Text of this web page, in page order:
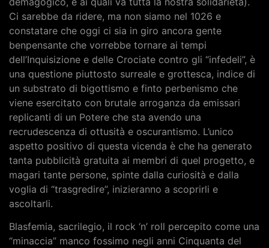
Ci sarebbe da ridere, ma non siamo nel 1026 e
constatare che oggi ci sia in giro ancora gente
benpensante che vorrebbe tornare ai tempi
dell’Inquisizione e delle Crociate contro gli “infedeli”, è
una questione piuttosto surreale e grottesca, indice di
un substrato di bigottismo e finto perbenismo che
viene esercitato con brutale arroganza da emissari
replicanti di un Potere che sta avendo una
recrudescenza di ottusità e oscurantismo. L’unico
aspetto positivo di questa vicenda è che ha generato
tanta pubblicità gratuita ai membri di quel progetto, e
magari tante persone, spinte dalla curiosità e dalla
voglia di “trasgredire”, inizieranno a scoprirli e
ascoltarli.
Blasfemia, sacrilegio, il rock ‘n’ roll percepito come una
“minaccia” manco fossimo negli anni Cinquanta del